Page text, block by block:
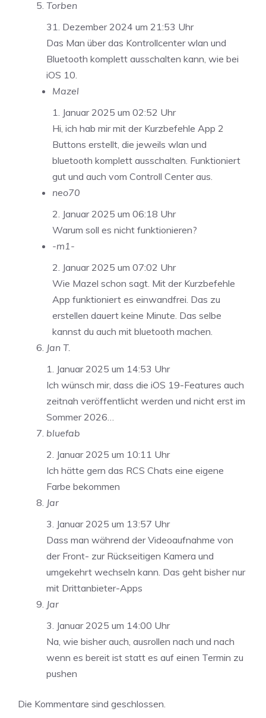
Torben
31. Dezember 2024 um 21:53 Uhr
Das Man über das Kontrollcenter wlan und
Bluetooth komplett ausschalten kann, wie bei
iOS 10.
Mazel
1. Januar 2025 um 02:52 Uhr
Hi, ich hab mir mit der Kurzbefehle App 2
Buttons erstellt, die jeweils wlan und
bluetooth komplett ausschalten. Funktioniert
gut und auch vom Controll Center aus.
neo70
2. Januar 2025 um 06:18 Uhr
Warum soll es nicht funktionieren?
-m1-
2. Januar 2025 um 07:02 Uhr
Wie Mazel schon sagt. Mit der Kurzbefehle
App funktioniert es einwandfrei. Das zu
erstellen dauert keine Minute. Das selbe
kannst du auch mit bluetooth machen.
Jan T.
1. Januar 2025 um 14:53 Uhr
Ich wünsch mir, dass die iOS 19-Features auch
zeitnah veröffentlicht werden und nicht erst im
Sommer 2026…
bluefab
2. Januar 2025 um 10:11 Uhr
Ich hätte gern das RCS Chats eine eigene
Farbe bekommen
Jar
3. Januar 2025 um 13:57 Uhr
Dass man während der Videoaufnahme von
der Front- zur Rückseitigen Kamera und
umgekehrt wechseln kann. Das geht bisher nur
mit Drittanbieter-Apps
Jar
3. Januar 2025 um 14:00 Uhr
Na, wie bisher auch, ausrollen nach und nach
wenn es bereit ist statt es auf einen Termin zu
pushen
Die Kommentare sind geschlossen.